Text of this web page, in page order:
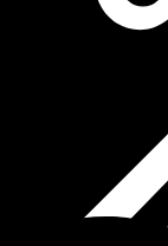
wie z. B.
auf den